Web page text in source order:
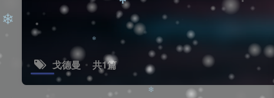
戈德曼 共1篇
❄
❄